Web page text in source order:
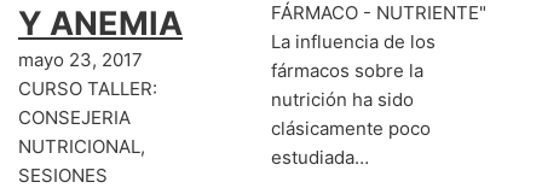
Y ANEMIA
mayo 23, 2017
CURSO TALLER:
CONSEJERIA
NUTRICIONAL,
SESIONES
FÁRMACO - NUTRIENTE"
La influencia de los
fármacos sobre la
nutrición ha sido
clásicamente poco
estudiada…